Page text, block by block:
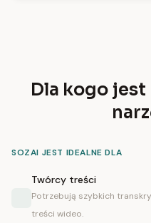
Dla kogo jest
SOZAI JEST IDEALNE DLA
Twórcy treści
Potrzebują szybkich
treści wideo.